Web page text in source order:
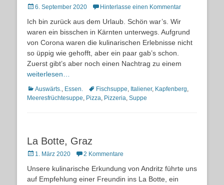
Posted
6. September 2020 Hinterlasse einen Kommentar
Ich bin zurück aus dem Urlaub. Schön war’s. Wir
waren ein bisschen in Kärnten unterwegs. Aufgrund
von Corona waren die kulinarischen Erlebnisse nicht
so üppig wie gehofft, aber ein paar gab’s schon.
Zuerst gibt’s aber noch einen Nachtrag zu einem
weiterlesen…
Kategorien
Auswärts., Essen. Schlagworte
Fischsuppe, Italiener, Kapfenberg,
Meeresfrüchtesuppe, Pizza, Pizzeria, Suppe
La Botte, Graz
Posted
1. März 2020 2 Kommentare
Unsere kulinarische Erkundung von Andritz führte uns
auf Empfehlung einer Freundin ins La Botte, ein